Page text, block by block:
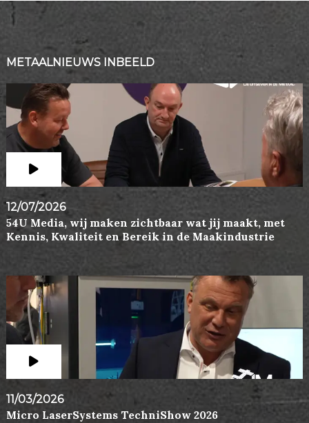
METAALNIEUWS INBEELD
12/07/2026
54U Media, wij maken zichtbaar wat jij maakt, met
Kennis, Kwaliteit en Bereik in de Maakindustrie
11/03/2026
Micro LaserSystems TechniShow 2026